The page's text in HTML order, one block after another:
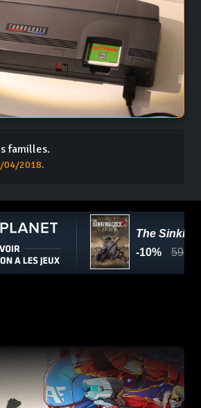
familles.
04/2018.